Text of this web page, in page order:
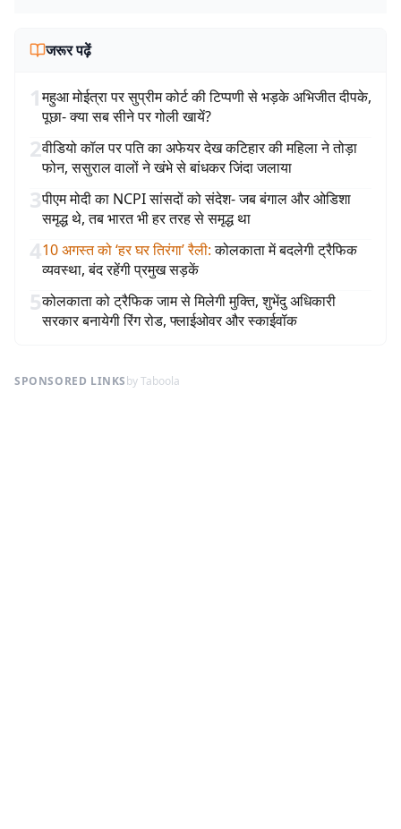
जरूर पढ़ें
1महुआ मोईत्रा पर सुप्रीम कोर्ट की टिप्पणी से भड़के अभिजीत दीपके,
पूछा- क्या सब सीने पर गोली खायें?
2वीडियो कॉल पर पति का अफेयर देख कटिहार की महिला ने तोड़ा
फोन, ससुराल वालों ने खंभे से बांधकर जिंदा जलाया
3पीएम मोदी का NCPI सांसदों को संदेश- जब बंगाल और ओडिशा
समृद्ध थे, तब भारत भी हर तरह से समृद्ध था
410 अगस्त को ‘हर घर तिरंगा’ रैली: कोलकाता में बदलेगी ट्रैफिक
व्यवस्था, बंद रहेंगी प्रमुख सड़कें
5कोलकाता को ट्रैफिक जाम से मिलेगी मुक्ति, शुभेंदु अधिकारी
सरकार बनायेगी रिंग रोड, फ्लाईओवर और स्काईवॉक
SPONSORED LINKSby Taboola